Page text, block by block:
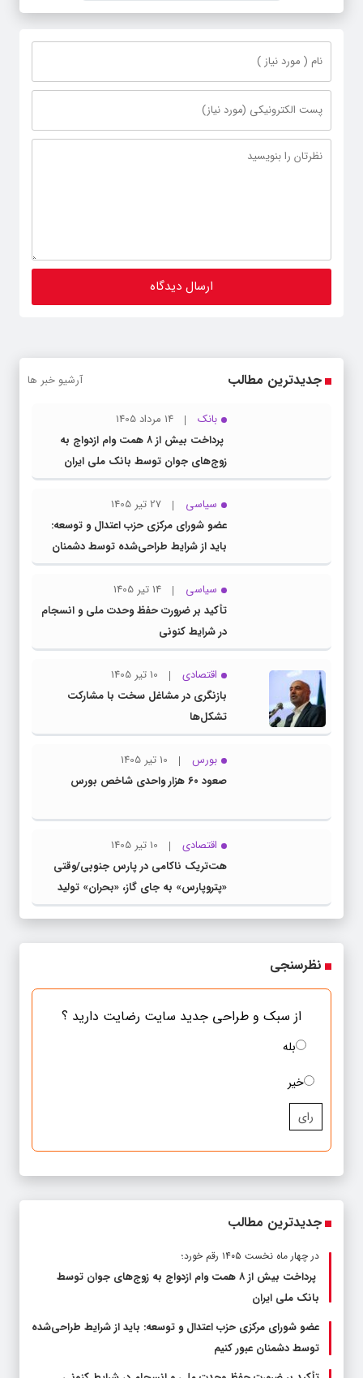
جدیدترین مطالب آرشیو خبر ها
بانک
14 مرداد 1405
پرداخت بیش از ۸ همت وام ازدواج به
زوج‌های جوان توسط بانک ملی ایران
سیاسی
27 تیر 1405
عضو شورای مرکزی حزب اعتدال و توسعه:
باید از شرایط طراحی‌شده توسط دشمنان
عبور کنیم
سیاسی
14 تیر 1405
تأکید بر ضرورت حفظ وحدت ملی و انسجام
در شرایط کنونی
اقتصادی
10 تیر 1405
بازنگری در مشاغل سخت با مشارکت
تشکل‌ها
بورس
10 تیر 1405
صعود ۶۰ هزار واحدی شاخص بورس
اقتصادی
10 تیر 1405
هت‌تریک ناکامی در پارس جنوبی/وقتی
«پتروپارس» به جای گاز، «بحران» تولید
می‌کند
نظرسنجی
از سبک و طراحی جدید سایت رضایت دارید ؟
بله
خیر
رای
جدیدترین مطالب
در چهار ماه نخست ۱۴۰۵ رقم خورد؛
پرداخت بیش از ۸ همت وام ازدواج به زوج‌های جوان توسط
بانک ملی ایران
عضو شورای مرکزی حزب اعتدال و توسعه: باید از شرایط طراحی‌شده
توسط دشمنان عبور کنیم